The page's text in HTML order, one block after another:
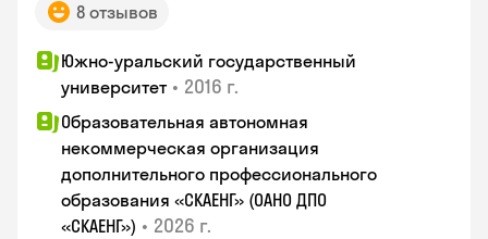
8 отзывов
Южно-уральский государственный
университет • 2016 г.
Образовательная автономная
некоммерческая организация
дополнительного профессионального
образования «СКАЕНГ» (ОАНО ДПО
«СКАЕНГ») • 2026 г.